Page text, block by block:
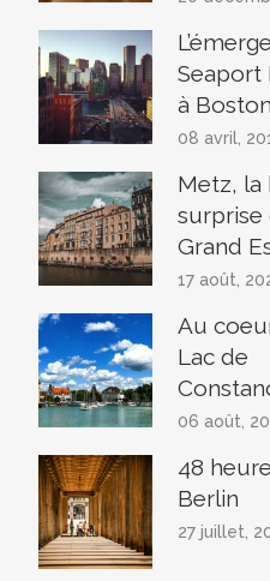
Seaport
à Boston
08 avril,
Metz, la
surprise
Grand
17 août,
Au
Lac de
06 août,
48
Berlin
27 juillet,